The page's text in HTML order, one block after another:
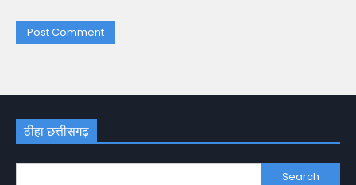
ठीहा छत्तीसगढ़
Search